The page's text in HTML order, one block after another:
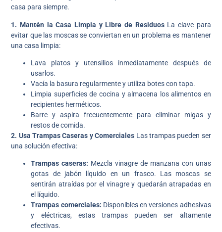
casa para siempre.
1. Mantén la Casa Limpia y Libre de ResiduosLa clave para
evitar que las moscas se conviertan en un problema es mantener
una casa limpia:
Lava platos y utensilios inmediatamente después de
usarlos.
Vacía la basura regularmente y utiliza botes con tapa.
Limpia superficies de cocina y almacena los alimentos en
recipientes herméticos.
Barre y aspira frecuentemente para eliminar migas y
restos de comida.
2. Usa Trampas Caseras y Comerciales Las trampas pueden ser
una solución efectiva:
Trampas caseras: Mezcla vinagre de manzana con unas
gotas de jabón líquido en un frasco. Las moscas se
sentirán atraídas por el vinagre y quedarán atrapadas en
el líquido.
Trampas comerciales: Disponibles en versiones adhesivas
y eléctricas, estas trampas pueden ser altamente
efectivas.